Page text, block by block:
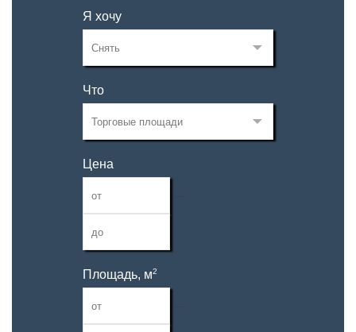
Я хочу
Что
Цена
—
Площадь, м2
—